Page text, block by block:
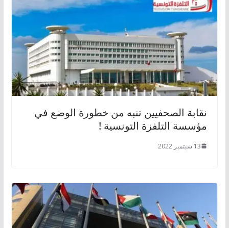
نقابة الصحفيين تنبه من خطورة الوضع في
مؤسسة التلفزة التونسية !
13 سبتمبر 2022